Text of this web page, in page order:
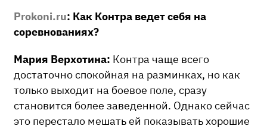
Prokoni.ru: Как Контра ведет себя на
соревнованиях?
Мария Верхотина: Контра чаще всего
достаточно спокойная на разминках, но как
только выходит на боевое поле, сразу
становится более заведенной. Однако сейчас
это перестало мешать ей показывать хорошие